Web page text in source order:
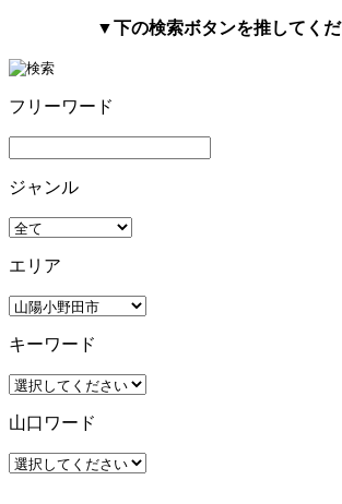
▼下の検索ボタンを推してく
フリーワード
ジャンル
エリア
キーワード
山口ワード